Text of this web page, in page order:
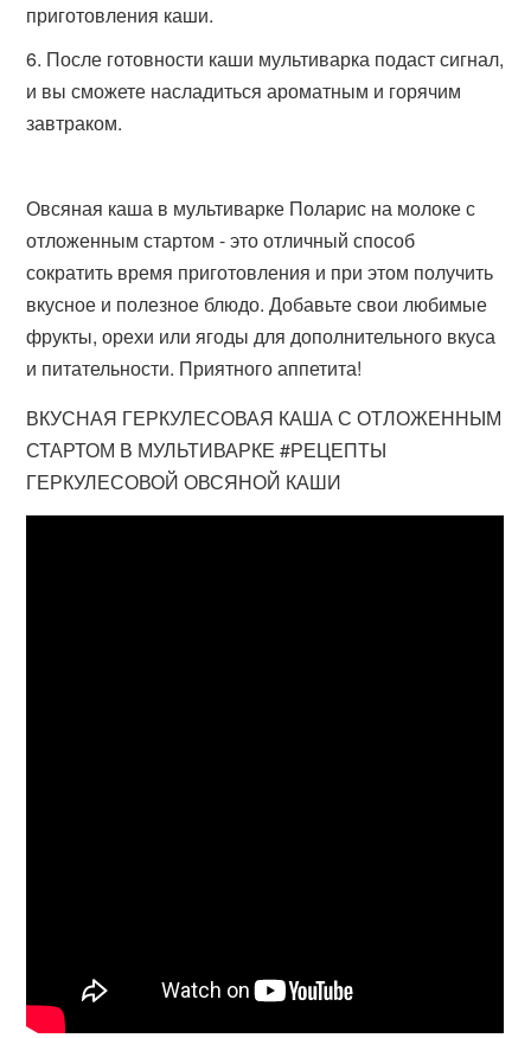
приготовления каши.
После готовности каши мультиварка подаст сигнал,
и вы сможете насладиться ароматным и горячим
завтраком.
Овсяная каша в мультиварке Поларис на молоке с
отложенным стартом - это отличный способ
сократить время приготовления и при этом получить
вкусное и полезное блюдо. Добавьте свои любимые
фрукты, орехи или ягоды для дополнительного вкуса
и питательности. Приятного аппетита!
ВКУСНАЯ ГЕРКУЛЕСОВАЯ КАША С ОТЛОЖЕННЫМ
СТАРТОМ В МУЛЬТИВАРКЕ #РЕЦЕПТЫ
ГЕРКУЛЕСОВОЙ ОВСЯНОЙ КАШИ